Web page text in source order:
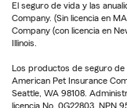
El seguro de vida y las
Company. (Sin licencia en
Company (con licencia en
Illinois.
Los productos de seguro
American Pet Insurance
Seattle, WA 98108.
licencia No. 0G22803, NPN